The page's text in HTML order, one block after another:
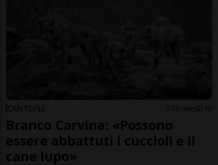
CANTONE 10 mesi 10
Branco Carvina: «Possono
essere abbattuti i cuccioli e il
cane lupo»